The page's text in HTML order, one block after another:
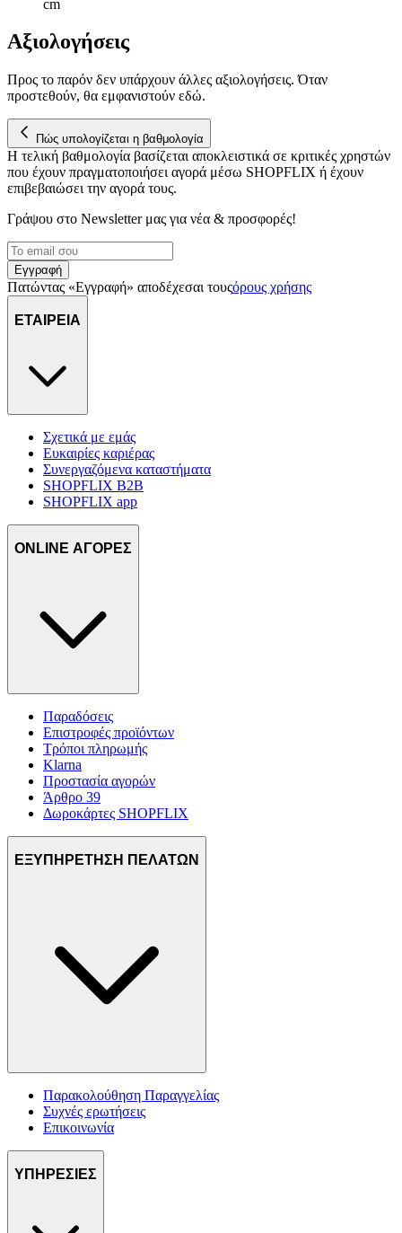
cm
Αξιολογήσεις
Προς το παρόν δεν υπάρχουν άλλες αξιολογήσεις. Όταν
προστεθούν, θα εμφανιστούν εδώ.
Πώς υπολογίζεται η βαθμολογία
Η τελική βαθμολογία βασίζεται αποκλειστικά σε κριτικές χρηστών
που έχουν πραγματοποιήσει αγορά μέσω SHOPFLIX ή έχουν
επιβεβαιώσει την αγορά τους.
Γράψου στο Νewsletter μας για νέα & προσφορές!
Εγγραφή
Πατώντας «Εγγραφή» αποδέχεσαι τουςόρους χρήσης
ΕΤΑΙΡΕΙΑ
Σχετικά με εμάς
Ευκαιρίες καριέρας
Συνεργαζόμενα καταστήματα
SHOPFLIX B2B
SHOPFLIX app
ONLINE ΑΓΟΡΕΣ
Παραδόσεις
Επιστροφές προϊόντων
Τρόποι πληρωμής
Klarna
Προστασία αγορών
Άρθρο 39
Δωροκάρτες SHOPFLIX
ΕΞΥΠΗΡΕΤΗΣΗ ΠΕΛΑΤΩΝ
Παρακολούθηση Παραγγελίας
Συχνές ερωτήσεις
Επικοινωνία
ΥΠΗΡΕΣΙΕΣ